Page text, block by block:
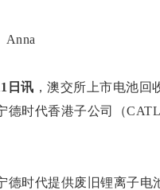
Anna
日讯 ，澳交所上市电池回
德时代香港子公司（
德时代提供废旧锂离子